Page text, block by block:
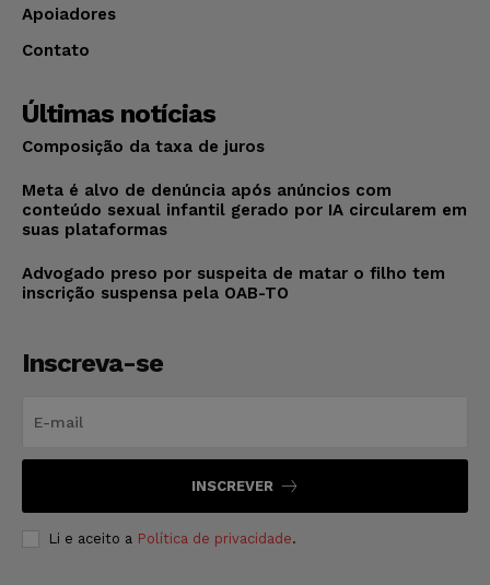
Apoiadores
Contato
Últimas notícias
Composição da taxa de juros
Meta é alvo de denúncia após anúncios com
conteúdo sexual infantil gerado por IA circularem em
suas plataformas
Advogado preso por suspeita de matar o filho tem
inscrição suspensa pela OAB-TO
Inscreva-se
INSCREVER
Li e aceito a Política de privacidade.